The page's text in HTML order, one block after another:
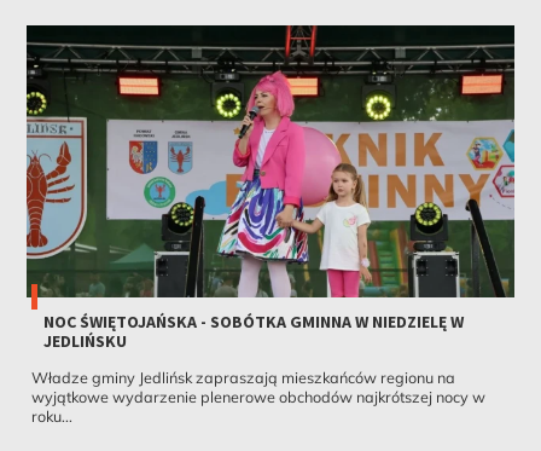
NOC ŚWIĘTOJAŃSKA - SOBÓTKA GMINNA W NIEDZIELĘ W
JEDLIŃSKU
Władze gminy Jedlińsk zapraszają mieszkańców regionu na
wyjątkowe wydarzenie plenerowe obchodów najkrótszej nocy w
roku...